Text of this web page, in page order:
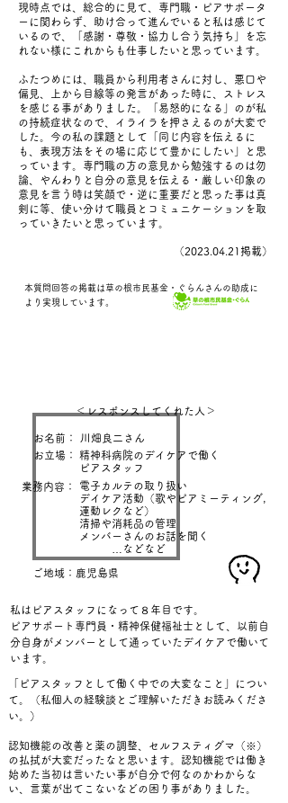
​（2023.04.21掲載）
本質問回答の掲載は草の根市民基金・ぐらんさんの助成に
より実現しています
現時点では、総合的に見て、専門職・ピアサポータ
ーに関わらず、助け合って進んでいると私は感じて
いるので、「感謝・尊敬・協力し合う気持ち」を忘
れない様にこれからも仕事したいと思っています。
ふたつめには、職員から利用者さんに対し、悪口や
偏見、上から目線等の発言があった時に、ストレス
を感じる事がありました。「易怒的になる」のが私
の持続症状なので、イライラを押さえるのが大変で
した。今の私の課題として「同じ内容を伝えるに
も、表現方法をその場に応じて豊かにしたい」と思
っています。専門職の方の意見から勉強するのは勿
論、やんわりと自分の意見を伝える・厳しい印象の
意見を言う時は笑顔で・逆に重要だと思った事は真
剣に等、使い分けて職員とコミュニケーションを取
っていきたいと思っています。
＜レスポンスしてくれた人＞
お名前： 川畑良二さん
精神科病院のデイケアで働く
ピアスタッフ
お立場：
業務内容：
電子カルテの取り扱い
デイケア活動（歌やピアミーティング，
運動レクなど）
清掃や消耗品の管理
メンバーさんのお話を聞く
​ …などなど
ご地域：鹿児島県
私 はピアスタッフになって８年目です。
ピアサポート専門員・精神保健福祉士として、以前自
分自身がメンバーとして通っていたデイケアで働いて
います。
「ピアスタッフとして働く中での大変なこと」につい
て。（私個人の経験談とご理解いただきお読みくださ
い。）
認知機能の改善と薬の調整、セルフスティグマ（※）
の払拭が大変だったなと思います。認知機能では働き
始めた当初は言いたい事が自分で何なのかわからな
い、言葉が出てこないなどの困り事がありました。